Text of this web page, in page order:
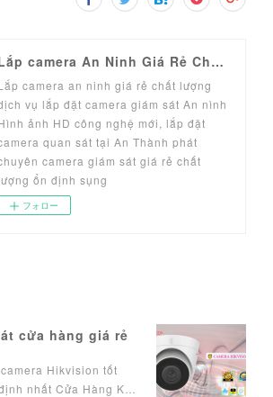
Lắp camera An Ninh Giá Rẻ Chính Hãng
camera an ninh giá rẻ chất lượng
vụ lắp đặt camera giám sát An nình
ảnh HD công nghệ mới, lắp đặt
quan sát tại An Thành phát
camera giám sát giá rẻ chất
ổn định sụng
フォロー
cửa hàng giá rẻ
Hikvision tốt
nhất Cửa Hàng K…